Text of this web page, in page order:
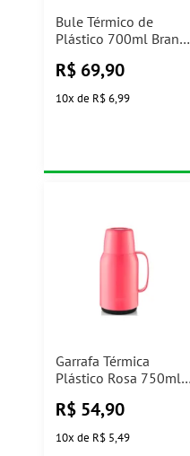
Bule Térmico de
Plástico 700ml Branco
R$ 69,90
10x de R$ 6,99
Garrafa Térmica
Plástico Rosa 750ml
R$ 54,90
10x de R$ 5,49